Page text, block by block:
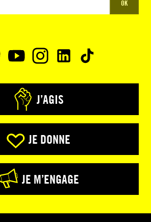
OK
J’AGIS
JE DONNE
JE M’ENGAGE